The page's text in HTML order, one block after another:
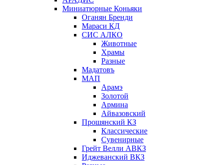
Миниатюрные Коньяки
Оганян Бренди
Мараси КД
СИС АЛКО
Животные
Храмы
Разные
Мадатовъ
МАП
Арамэ
Золотой
Армина
Айвазовский
Прошянский КЗ
Классические
Сувенирные
Грейт Велли АВКЗ
Иджеванский ВКЗ